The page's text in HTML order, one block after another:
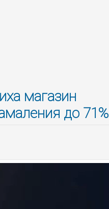
магазин
до 71%